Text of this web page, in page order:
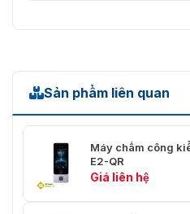
cách
nhận
trắc học
không
tiếp xúc
Sản phẩm liên quan
Máy chấm công
E2-QR
Giá liên hệ